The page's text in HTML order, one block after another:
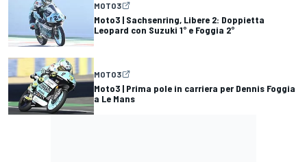
MOTO3
Moto3 | Sachsenring, Libere 2: Doppietta
Leopard con Suzuki 1° e Foggia 2°
MOTO3
Moto3 | Prima pole in carriera per Dennis Foggia
a Le Mans